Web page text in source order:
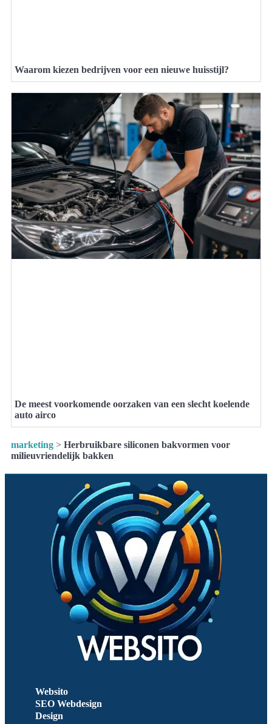
Waarom kiezen bedrijven voor een nieuwe huisstijl?
De meest voorkomende oorzaken van een slecht koelende
auto airco
marketing > Herbruikbare siliconen bakvormen voor
milieuvriendelijk bakken
Websito
SEO Webdesign
Design